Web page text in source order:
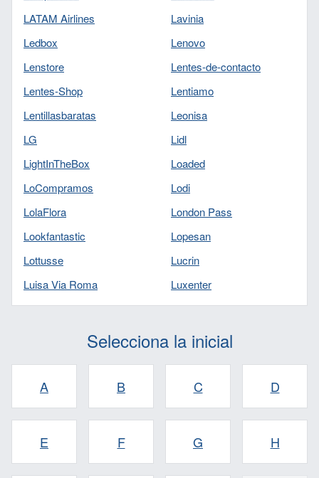
LATAM Airlines
Lavinia
Ledbox
Lenovo
Lenstore
Lentes-de-contacto
Lentes-Shop
Lentiamo
Lentillasbaratas
Leonisa
LG
Lidl
LightInTheBox
Loaded
LoCompramos
Lodi
LolaFlora
London Pass
Lookfantastic
Lopesan
Lottusse
Lucrin
Luisa Via Roma
Luxenter
Selecciona la inicial
A B C D
E F G H